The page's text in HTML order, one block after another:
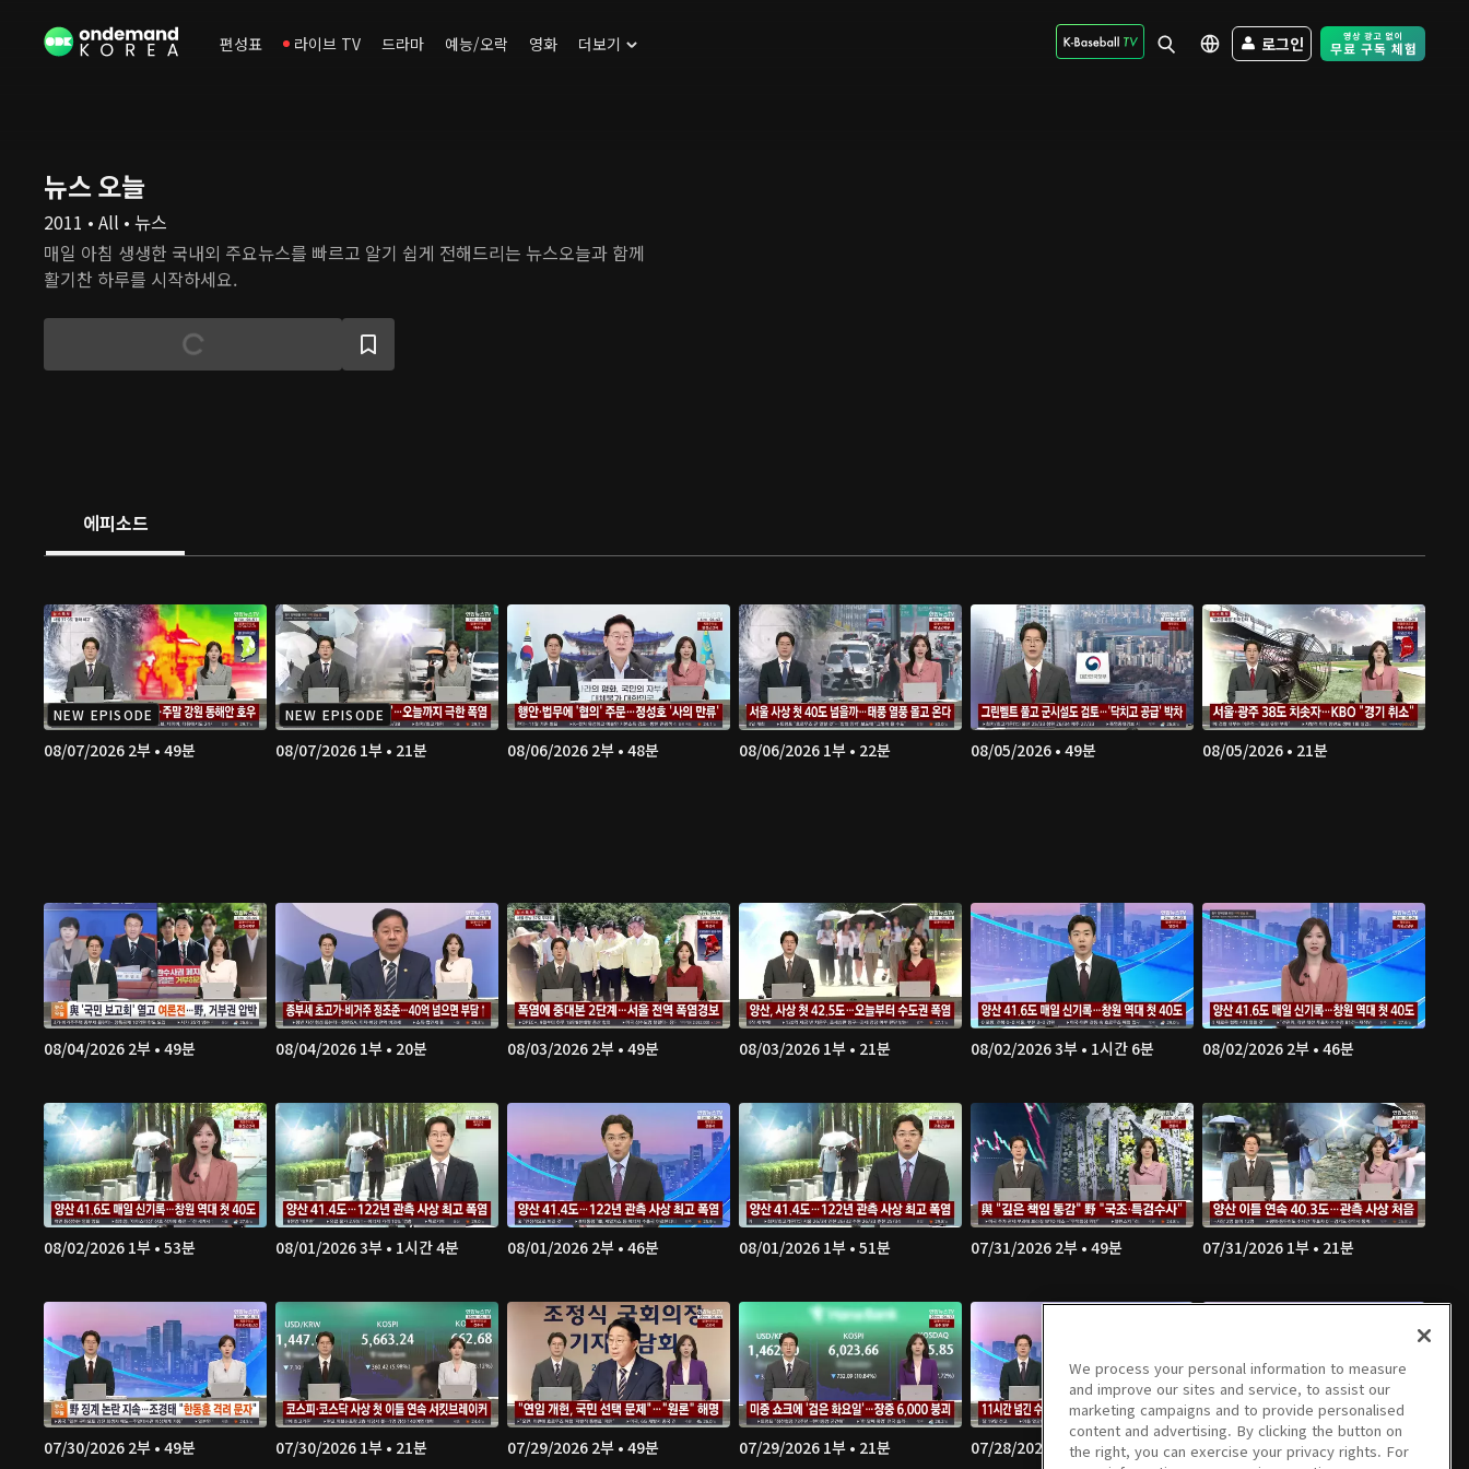
편성표 라이브 TV 드라마 예능/오락 영화 더보기 로그인 Free Trial -
뉴스 오늘
2011 • All • 뉴스
매일 아침 생생한 국내외 주요뉴스를 빠르고 알기 쉽게 전해드리는 뉴스오늘과 함께
활기찬 하루를 시작하세요.
에피소드
NEW EPISODE
08/07/2026 2부 • 49분
NEW EPISODE
08/07/2026 1부 • 21분 08/06/2026 2부 • 48분 08/06/2026 1부 • 22분 08/05/2026 • 49분 08/05/2026 • 21분
08/04/2026 2부 • 49분 08/04/2026 1부 • 20분 08/03/2026 2부 • 49분 08/03/2026 1부 • 21분 08/02/2026 3부 • 1시간 6분 08/02/2026 2부 • 46분
08/02/2026 1부 • 53분 08/01/2026 3부 • 1시간 4분 08/01/2026 2부 • 46분 08/01/2026 1부 • 51분 07/31/2026 2부 • 49분 07/31/2026 1부 • 21분
07/30/2026 2부 • 49분 07/30/2026 1부 • 21분 07/29/2026 2부 • 49분 07/29/2026 1부 • 21분 07/28/2026 2부 • 50분 07/28/2026 1부 • 21분
We process your personal information to measure
and improve our sites and service, to assist our
marketing campaigns and to provide personalised
content and advertising. By clicking the button on
the right, you can exercise your privacy rights. For